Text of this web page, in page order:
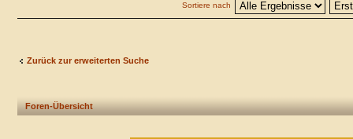
Sortiere nach
Zurück zur erweiterten Suche
Foren-Übersicht